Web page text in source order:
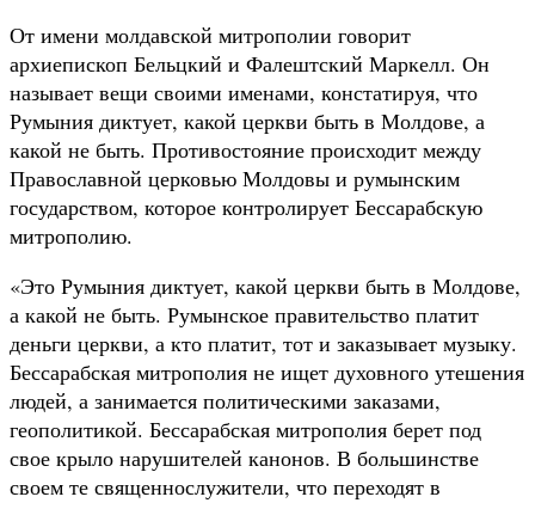
От имени молдавской митрополии говорит
архиепископ Бельцкий и Фалештский Маркелл. Он
называет вещи своими именами, констатируя, что
Румыния диктует, какой церкви быть в Молдове, а
какой не быть. Противостояние происходит между
Православной церковью Молдовы и румынским
государством, которое контролирует Бессарабскую
митрополию.
«Это Румыния диктует, какой церкви быть в Молдове,
а какой не быть. Румынское правительство платит
деньги церкви, а кто платит, тот и заказывает музыку.
Бессарабская митрополия не ищет духовного утешения
людей, а занимается политическими заказами,
геополитикой. Бессарабская митрополия берет под
свое крыло нарушителей канонов. В большинстве
своем те священнослужители, что переходят в